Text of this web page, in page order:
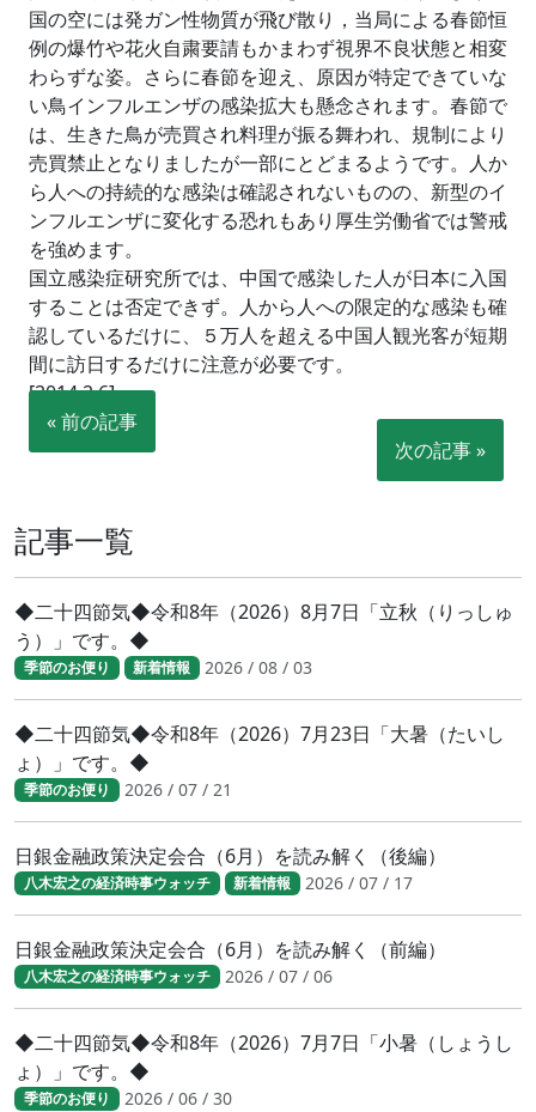
国の空には発ガン性物質が飛び散り，当局による春節恒
例の爆竹や花火自粛要請もかまわず視界不良状態と相変
わらずな姿。さらに春節を迎え、原因が特定できていな
い鳥インフルエンザの感染拡大も懸念されます。春節で
は、生きた鳥が売買され料理が振る舞われ、規制により
売買禁止となりましたが一部にとどまるようです。人か
ら人への持続的な感染は確認されないものの、新型のイ
ンフルエンザに変化する恐れもあり厚生労働省では警戒
を強めます。
国立感染症研究所では、中国で感染した人が日本に入国
することは否定できず。人から人への限定的な感染も確
認しているだけに、５万人を超える中国人観光客が短期
間に訪日するだけに注意が必要です。
[2014.2.6]
« 前の記事
次の記事 »
記事一覧
◆二十四節気◆令和8年（2026）8月7日「立秋（りっしゅ
う）」です。◆
季節のお便り 新着情報 2026 / 08 / 03
◆二十四節気◆令和8年（2026）7月23日「大暑（たいし
ょ）」です。◆
季節のお便り 2026 / 07 / 21
日銀金融政策決定会合（6月）を読み解く（後編）
八木宏之の経済時事ウォッチ 新着情報 2026 / 07 / 17
日銀金融政策決定会合（6月）を読み解く（前編）
八木宏之の経済時事ウォッチ 2026 / 07 / 06
◆二十四節気◆令和8年（2026）7月7日「小暑（しょうし
ょ）」です。◆
季節のお便り 2026 / 06 / 30